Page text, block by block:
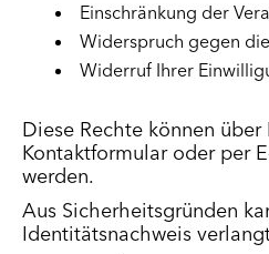
Einschränkung der
Widerspruch gegen
Widerruf Ihrer
Diese Rechte können über
Kontaktformular oder per
werden.
Aus Sicherheitsgründen
Identitätsnachweis